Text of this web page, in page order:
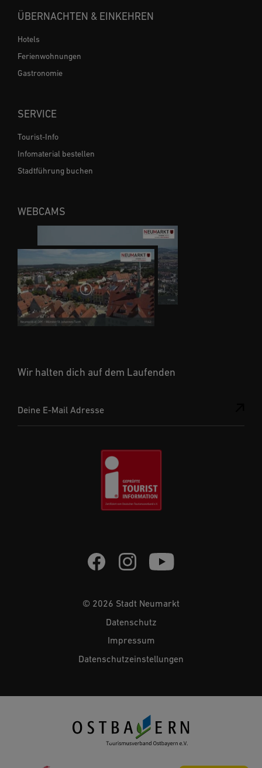
Wir halten dich auf dem Laufenden
Deine E-Mail Adresse
ÜBERNACHTEN & EINKEHREN
Hotels
Ferienwohnungen
Gastronomie
SERVICE
Tourist-Info
Infomaterial bestellen
Stadtführung buchen
WEBCAMS
© 2026 Stadt Neumarkt
Datenschutz
Impressum
Datenschutzeinstellungen